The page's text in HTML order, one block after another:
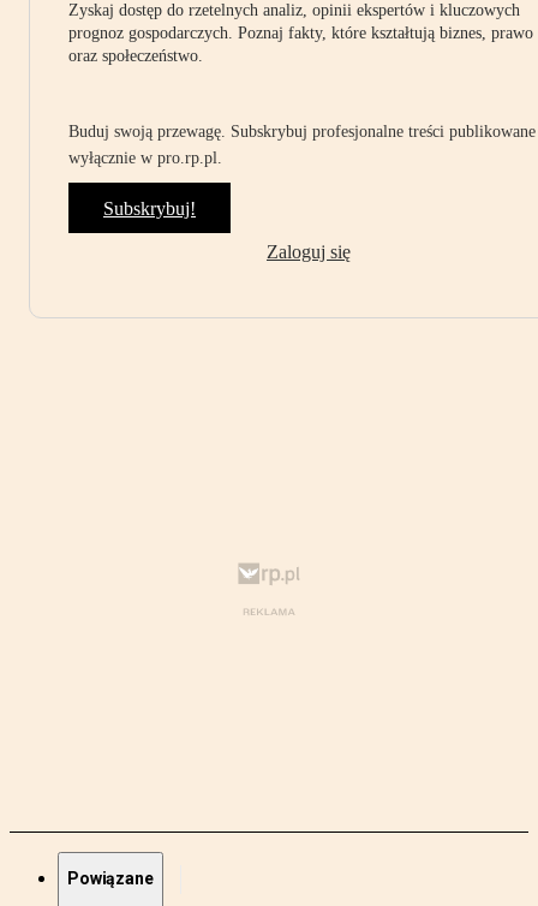
Zyskaj dostęp do rzetelnych analiz, opinii ekspertów i kluczowych
prognoz gospodarczych. Poznaj fakty, które kształtują biznes, prawo
oraz społeczeństwo.
Buduj swoją przewagę. Subskrybuj profesjonalne treści publikowane
wyłącznie w pro.rp.pl.
Subskrybuj!
Zaloguj się
Powiązane